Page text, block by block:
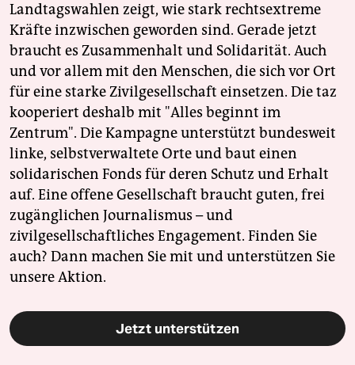
Landtagswahlen zeigt, wie stark rechtsextreme
Kräfte inzwischen geworden sind. Gerade jetzt
braucht es Zusammenhalt und Solidarität. Auch
und vor allem mit den Menschen, die sich vor Ort
für eine starke Zivilgesellschaft einsetzen. Die taz
kooperiert deshalb mit "Alles beginnt im
Zentrum". Die Kampagne unterstützt bundesweit
linke, selbstverwaltete Orte und baut einen
solidarischen Fonds für deren Schutz und Erhalt
auf. Eine offene Gesellschaft braucht guten, frei
zugänglichen Journalismus – und
zivilgesellschaftliches Engagement. Finden Sie
auch? Dann machen Sie mit und unterstützen Sie
unsere Aktion.
Jetzt unterstützen